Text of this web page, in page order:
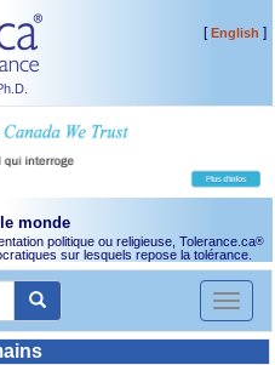
[English ]
monde
politique ou religieuse, Tolerance.ca®
sur lesquels repose la tolérance.
Toggle